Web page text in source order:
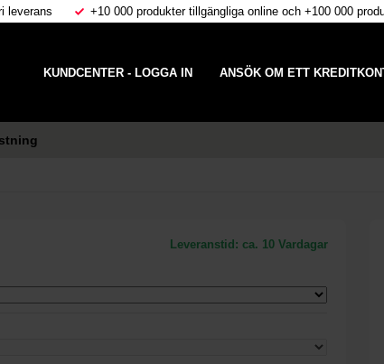
leverans +10 000 produkter tillgängliga online och +100 000
KUNDCENTER - LOGGA IN ANSÖK OM ETT
Leveranstid: ca. 10 Vardagar